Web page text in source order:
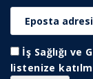
İş Sağlığı
listenize